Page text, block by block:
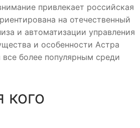
привлекает российская
на отечественный
и автоматизации управления
и особенности Астра
более популярным среди
кого